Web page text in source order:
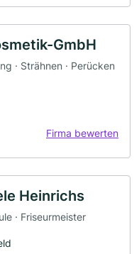
GmbH
· Strähnen · Perücken
Firma bewerten
Heinrichs
· Friseurmeister